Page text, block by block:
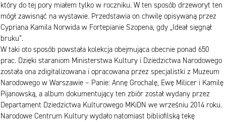
który do tej pory miałem tylko w roczniku. W ten sposób drzeworyt ten
mógł zawisnąć na wystawie. Przedstawia on chwilę opisywaną przez
Cypriana Kamila Norwida w Fortepianie Szopena, gdy „Ideał sięgnął
bruku”.
W taki oto sposób powstała kolekcja obejmująca obecnie ponad 650
prac. Dzięki staraniom Ministerstwa Kultury i Dziedzictwa Narodowego
została ona zdigitalizowana i opracowana przez specjalistki z Muzeum
Narodowego w Warszawie – Panie: Annę Grochalę, Ewę Milicer i Kamilę
Pijanowską, a album dokumentujący ten zbiór został wydany przez
Departament Dziedzictwa Kulturowego MKiDN we wrześniu 2014 roku.
Narodowe Centrum Kultury wydało natomiast bibliofilską tekę